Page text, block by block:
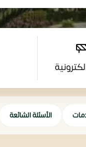
الأسئلة الشائعة